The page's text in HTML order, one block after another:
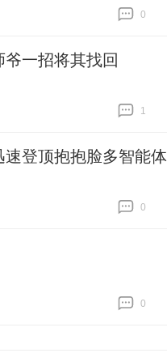
0
一招将其找回
1
登顶抱抱脸多智能体
0
0